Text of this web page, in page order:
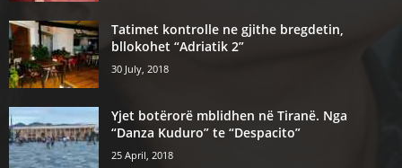
Tatimet kontrolle ne gjithe bregdetin,
bllokohet “Adriatik 2”
30 July, 2018
Yjet botërorë mblidhen në Tiranë. Nga
“Danza Kuduro” te “Despacito”
25 April, 2018